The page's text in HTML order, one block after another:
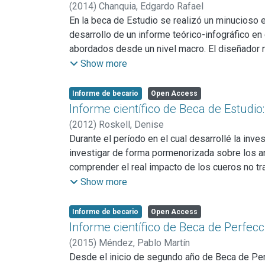
en bibliotecas, archivos, librerías
(2014) Chanquia, Edgardo Rafael
En la beca de Estudio se realizó un
desarrollo de un informe teórico-infográfico
abordados desde un nivel macro. El
debe conocer como aplicarlas, saber como
normativo de las técnicas y artes visuales más
profesional industrial. En éste, no solo se
además se incorporaron metodologías
Dentro del Diseño Industrial, para desarrollar
constructivo y funcional, para ello resulta
través de técnicas visuales facilitar al
similares elementos formales, utilización de
las distintas problemáticas comunicacionales
en el manual técnico y normativo se
PEerfeccionamiento, dichas técnicas se
la retícula o grilla constructiva, utilización del
métodos de uso del color como contraste y
Show more
Informe de becario Open Access
Informe científico de Beca de
(2012) Roskell, Denise
Durante el período en el cual desarrollé la
investigar de forma pormenorizada sobre los
comprender el real impacto de los cueros no
A lo largo de la investigación, para obtener
Show more
Informe de becario Open Access
Informe científico de Beca de
(2015) Méndez, Pablo Martín
Desde el inicio de segundo año de Beca de